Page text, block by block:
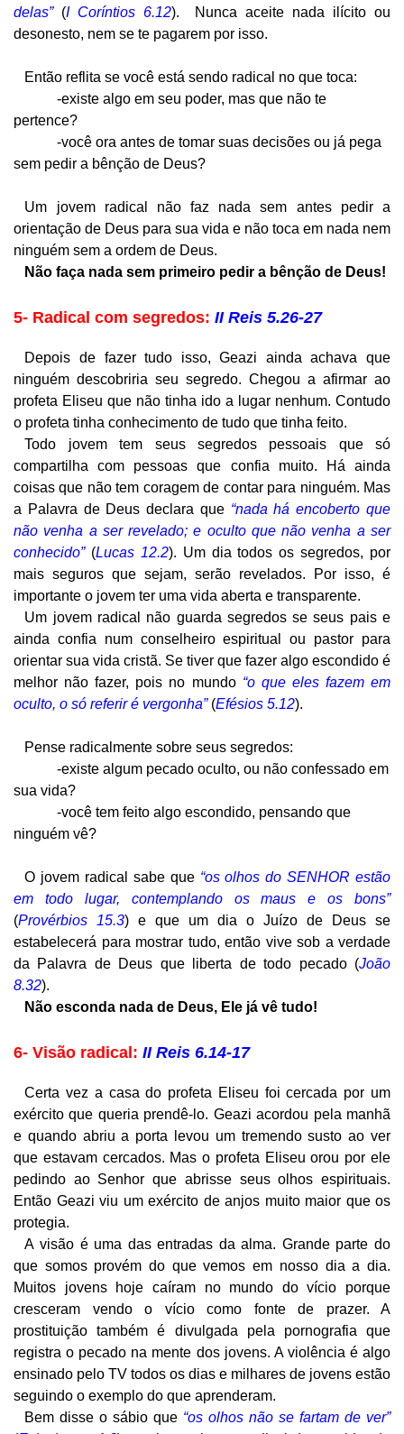
delas”(I Coríntios 6.12). Nunca aceite nada ilícito ou
desonesto, nem se te pagarem por isso.
Então reflita se você está sendo radical no que toca:
-existe algo em seu poder, mas que não te
pertence?
-você ora antes de tomar suas decisões ou já pega
sem pedir a bênção de Deus?
Um jovem radical não faz nada sem antes pedir a
orientação de Deus para sua vida e não toca em nada nem
ninguém sem a ordem de Deus.
Não faça nada sem primeiro pedir a bênção de Deus!
5- Radical com segredos: II Reis 5.26-27
Depois de fazer tudo isso, Geazi ainda achava que
ninguém descobriria seu segredo. Chegou a afirmar ao
profeta Eliseu que não tinha ido a lugar nenhum. Contudo
o profeta tinha conhecimento de tudo que tinha feito.
Todo jovem tem seus segredos pessoais que só
compartilha com pessoas que confia muito. Há ainda
coisas que não tem coragem de contar para ninguém. Mas
a Palavra de Deus declara que “nada há encoberto que
não venha a ser revelado; e oculto que não venha a ser
conhecido”(Lucas 12.2). Um dia todos os segredos, por
mais seguros que sejam, serão revelados. Por isso, é
importante o jovem ter uma vida aberta e transparente.
Um jovem radical não guarda segredos se seus pais e
ainda confia num conselheiro espiritual ou pastor para
orientar sua vida cristã. Se tiver que fazer algo escondido é
melhor não fazer, pois no mundo “o que eles fazem em
oculto, o só referir é vergonha” (Efésios 5.12).
Pense radicalmente sobre seus segredos:
-existe algum pecado oculto, ou não confessado em
sua vida?
-você tem feito algo escondido, pensando que
ninguém vê?
O jovem radical sabe que “os olhos do SENHOR estão
em todo lugar, contemplando os maus e os bons”
(Provérbios 15.3) e que um dia o Juízo de Deus se
estabelecerá para mostrar tudo, então vive sob a verdade
da Palavra de Deus que liberta de todo pecado (João
8.32).
Não esconda nada de Deus, Ele já vê tudo!
6- Visão radical: II Reis 6.14-17
Certa vez a casa do profeta Eliseu foi cercada por um
exército que queria prendê-lo. Geazi acordou pela manhã
e quando abriu a porta levou um tremendo susto ao ver
que estavam cercados. Mas o profeta Eliseu orou por ele
pedindo ao Senhor que abrisse seus olhos espirituais.
Então Geazi viu um exército de anjos muito maior que os
protegia.
A visão é uma das entradas da alma. Grande parte do
que somos provém do que vemos em nosso dia a dia.
Muitos jovens hoje caíram no mundo do vício porque
cresceram vendo o vício como fonte de prazer. A
prostituição também é divulgada pela pornografia que
registra o pecado na mente dos jovens. A violência é algo
ensinado pelo TV todos os dias e milhares de jovens estão
seguindo o exemplo do que aprenderam.
Bem disse o sábio que “os olhos não se fartam de ver”